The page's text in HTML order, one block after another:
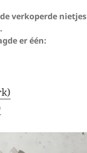
verkoperde nietjes
er één: